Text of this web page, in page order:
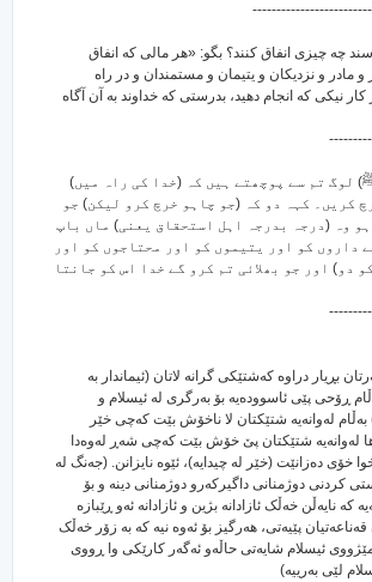
چه چیزی انفاق کنند؟ بگو: «هر مالی که انفاق
مادر و نزدیکان و یتیمان و مستمندان و در راه
نیکی که انجام دهید، بدرستی که خداوند به آن آگاه
لوگ تم سے پوچھتے ہیں کہ (خدا کی راہ میں)
کریں۔ کہہ دو کہ (جو چاہو خرچ کرو لیکن) جو
وہ (درجہ بدرجہ اہل استحقاق یعنی) ماں باپ
داروں کو اور یتیموں کو اور محتاجوں کو اور
دو) اور جو بھلائی تم کرو گے خدا اس کو جانتا
بڕیار دراوه که‌شتێکی گرانه لاتان (ئیماندار به
ڕۆحی پێی ئاسووده‌یه بۆ به‌رگری له ئیسلام و
له‌وانه‌یه شتێکتان لا ناخۆش بێت که‌چی خێر
له‌وانه‌یه شتێکتان پێ خۆش بێت که‌چی شه‌ڕ له‌وه‌دا
خۆی ده‌زانێت (خێر له چیدایه‌)، ئێوه نایزانن. (جه‌نگ له
کردنی دوژمنانی داگیرکه‌رو دوژمنانی دینه و بۆ
که نایه‌ڵن خه‌ڵک ئازادانه بژین و ئازادانه ئه‌و ڕێبازه
پێیه‌تی، هه‌رگیز بۆ ئه‌وه نیه که به زۆر خه‌ڵک
ئیسلام شایه‌تی حاڵه‌و ئه‌گه‌ر کارێکی وا ڕووی
لێی به‌رییه‌)